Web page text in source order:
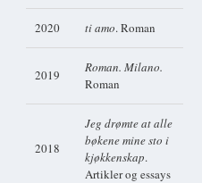
2020 ti amo. Roman
2019
Roman. Milano.
Roman
2018
Jeg drømte at alle
bøkene mine sto i
kjøkkenskap.
Artikler og essays